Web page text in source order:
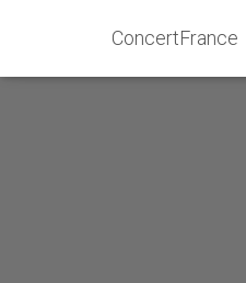
ConcertFrance